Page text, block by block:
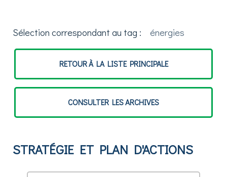
Sélection correspondant au tag : énergies
RETOUR À LA LISTE PRINCIPALE
CONSULTER LES ARCHIVES
STRATÉGIE ET PLAN D'ACTIONS